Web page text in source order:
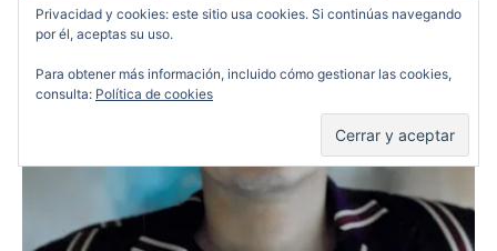
Privacidad y cookies: este sitio usa cookies. Si continúas navegando
por él, aceptas su uso.
Para obtener más información, incluido cómo gestionar las cookies,
consulta: Política de cookies